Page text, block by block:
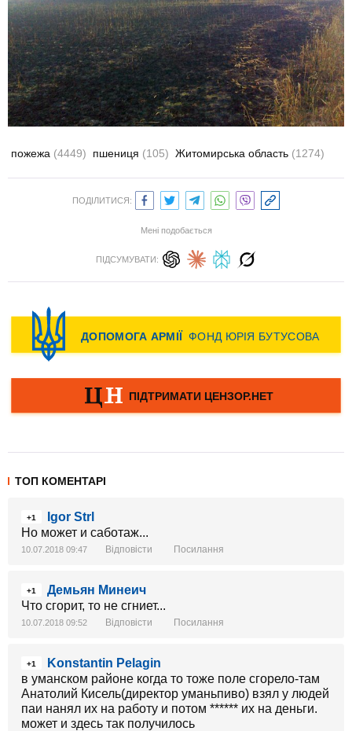
пожежа (4449) пшениця (105) Житомирська область (1274)
ПОДІЛИТИСЯ:
Мені подобається
ПІДСУМУВАТИ:
ТОП КОМЕНТАРІ
+1
Igor Strl
Но может и саботаж...
10.07.2018 09:47 Відповісти Посилання
+1
Демьян Минеич
Что сгорит, то не сгниет...
10.07.2018 09:52 Відповісти Посилання
+1
Konstantin Pelagin
в уманском районе когда то тоже поле сгорело-там
Анатолий Кисель(директор уманьпиво) взял у людей
паи нанял их на работу и потом ****** их на деньги.
может и здесь так получилось